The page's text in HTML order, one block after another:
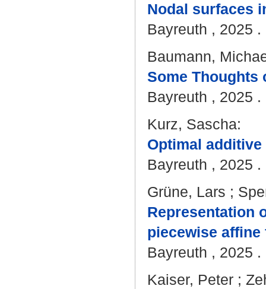
Nodal surfaces
Bayreuth , 2025 .
Baumann,
Some Thoughts
Bayreuth , 2025 .
Kurz, Sascha:
Optimal
Bayreuth , 2025 .
Grüne, Lars ;
Representation
piecewise
Bayreuth , 2025 .
Kaiser, Peter ;